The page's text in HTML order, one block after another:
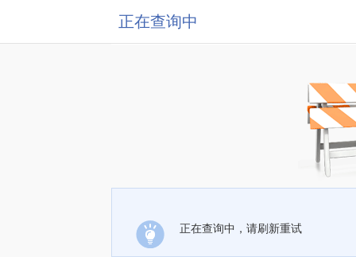
正在查询中
正在查询中，请刷新重试